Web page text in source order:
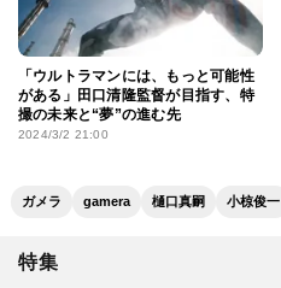
「ウルトラマンには、もっと可能性
がある」田口清隆監督が目指す、特
撮の未来と“夢”の進む先
2024/3/2 21:00
ガメラ gamera 樋口真嗣 小椋俊一
特集